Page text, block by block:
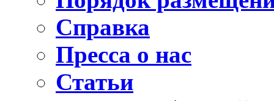
Справка
Пресса о нас
Статьи